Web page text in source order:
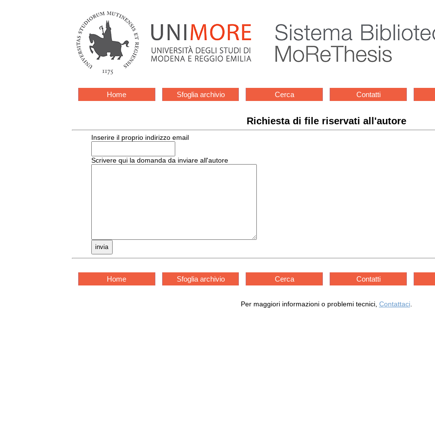
Home Sfoglia archivio Cerca Contatti
Richiesta di file riservati all'autore
Inserire il proprio indirizzo email
Scrivere qui la domanda da inviare all'autore
Home Sfoglia archivio Cerca Contatti
Per maggiori informazioni o problemi tecnici, Contattaci.